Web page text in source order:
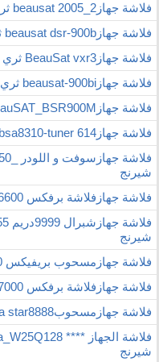
فلاشة جهازbeausat 2005_2 ثري جي شيرنج
فلاشة جهازbeausat dsr-900b ثري جي شيرنج
فلاشة جهازBeauSat vxr3 ثري جي شيرنج
فلاشة جهازbeausat-900bi ثري جي شيرنج
فلاشة جهازBeauSAT_BSR900M ثري جي شيرنج
فلاشة جهازbeausat-bsa8310-tuner 614 ثري جي شيرنج
شيرنج
فلاشة جهازفلاشة برفكس 6600 i ثري جي شيرنج
شيرنج
فلاشة جهازمسحوب بريفيكس 6800 اى ثري جي شيرنج
فلاشة جهازفلاشة برفكس 7000 ثري جي شيرنج
فلاشة جهازمسحوبprima star8888 ثري جي شيرنج
شيرنج